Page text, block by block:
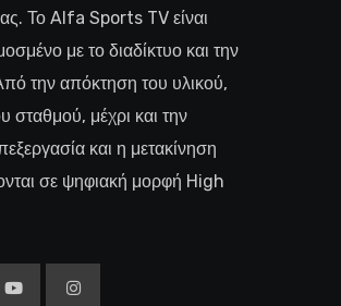
Το Alfa Sports TV είναι
με το διαδίκτυο και την
την απόκτηση του υλικού,
σταθμού, μέχρι και την
και η μετακίνηση
σε ψηφιακή μορφή High